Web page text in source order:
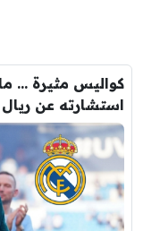
كواليس مثيرة …
استشارته عن